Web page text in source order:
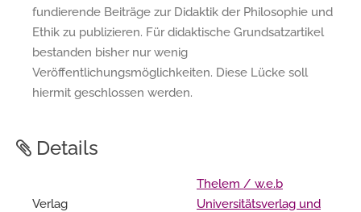
fundierende Beiträge zur Didaktik der Philosophie und
Ethik zu publizieren. Für didaktische Grundsatzartikel
bestanden bisher nur wenig
Veröffentlichungsmöglichkeiten. Diese Lücke soll
hiermit geschlossen werden.
Details
Verlag
Thelem / w.e.b
Universitätsverlag und